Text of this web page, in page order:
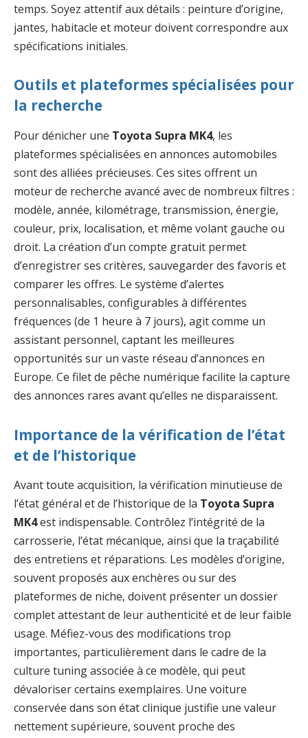
temps. Soyez attentif aux détails : peinture d’origine,
jantes, habitacle et moteur doivent correspondre aux
spécifications initiales.
Outils et plateformes spécialisées pour
la recherche
Pour dénicher une Toyota Supra MK4, les
plateformes spécialisées en annonces automobiles
sont des alliées précieuses. Ces sites offrent un
moteur de recherche avancé avec de nombreux filtres :
modèle, année, kilométrage, transmission, énergie,
couleur, prix, localisation, et même volant gauche ou
droit. La création d’un compte gratuit permet
d’enregistrer ses critères, sauvegarder des favoris et
comparer les offres. Le système d’alertes
personnalisables, configurables à différentes
fréquences (de 1 heure à 7 jours), agit comme un
assistant personnel, captant les meilleures
opportunités sur un vaste réseau d’annonces en
Europe. Ce filet de pêche numérique facilite la capture
des annonces rares avant qu’elles ne disparaissent.
Importance de la vérification de l’état
et de l’historique
Avant toute acquisition, la vérification minutieuse de
l’état général et de l’historique de la Toyota Supra
MK4est indispensable. Contrôlez l’intégrité de la
carrosserie, l’état mécanique, ainsi que la traçabilité
des entretiens et réparations. Les modèles d’origine,
souvent proposés aux enchères ou sur des
plateformes de niche, doivent présenter un dossier
complet attestant de leur authenticité et de leur faible
usage. Méfiez-vous des modifications trop
importantes, particulièrement dans le cadre de la
culture tuning associée à ce modèle, qui peut
dévaloriser certains exemplaires. Une voiture
conservée dans son état clinique justifie une valeur
nettement supérieure, souvent proche des